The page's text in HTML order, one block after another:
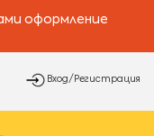
оформление
Вход/Регистрация